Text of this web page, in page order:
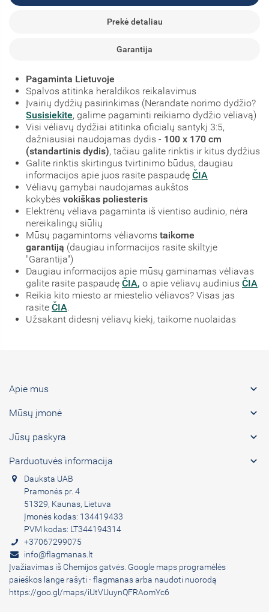
Prekė detaliau
Garantija
Pagaminta Lietuvoje
Spalvos atitinka heraldikos reikalavimus
Įvairių dydžių pasirinkimas (Nerandate norimo dydžio?
Susisiekite, galime pagaminti reikiamo dydžio vėliavą)
Visi vėliavų dydžiai atitinka oficialų santykį 3:5,
dažniausiai naudojamas dydis - 100 x 170 cm
(standartinis dydis), tačiau galite rinktis ir kitus dydžius
Galite rinktis skirtingus tvirtinimo būdus, daugiau
informacijos apie juos rasite paspaudę ČIA
Vėliavų gamybai naudojamas aukštos
kokybės vokiškas poliesteris
Elektrėnų vėliava pagaminta iš vientiso audinio, nėra
nereikalingų siūlių
Mūsų pagamintoms vėliavoms taikome
garantiją (daugiau informacijos rasite skiltyje
"Garantija")
Daugiau informacijos apie mūsų gaminamas vėliavas
galite rasite paspaudę ČIA, o apie vėliavų audinius ČIA
Reikia kito miesto ar miestelio vėliavos? Visas jas
rasite ČIA.
Užsakant didesnį vėliavų kiekį, taikome nuolaidas
Apie mus 
Mūsų įmonė 
Jūsų paskyra 
Parduotuvės informacija 
Dauksta UAB
Pramonės pr. 4
51329, Kaunas, Lietuva
Įmonės kodas: 134419433
PVM kodas: LT344194314
+37067299075
info@flagmanas.lt
Įvažiavimas iš Chemijos gatvės. Google maps programėlės
paieškos lange rašyti - flagmanas arba naudoti nuorodą
https://goo.gl/maps/iUtVUuynQFRAomYc6